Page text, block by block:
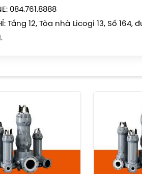
084.761.8888
Tầng 12, Tòa nhà Licogi 13, Số